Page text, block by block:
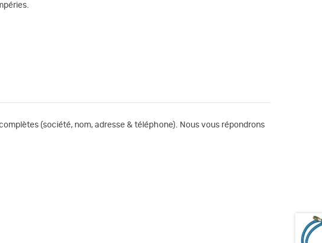
(société, nom, adresse & téléphone). Nous vous répondrons